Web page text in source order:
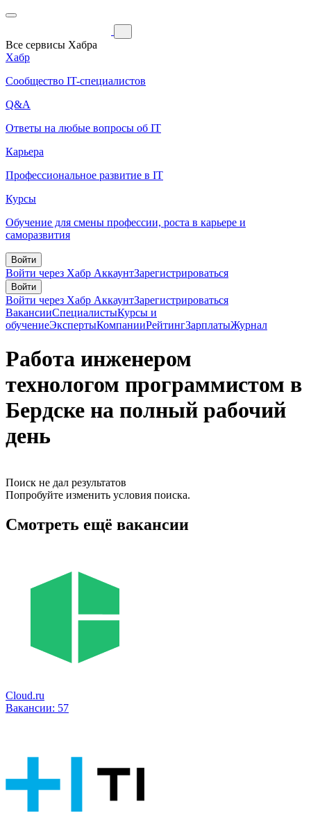
Все сервисы Хабра
Хабр
Сообщество IT-специалистов
Q&A
Ответы на любые вопросы об IT
Карьера
Профессиональное развитие в IT
Курсы
Обучение для смены профессии, роста в карьере и
саморазвития
Войти
Войти через Хабр АккаунтЗарегистрироваться
Войти
Войти через Хабр АккаунтЗарегистрироваться
ВакансииСпециалистыКурсы и
обучениеЭкспертыКомпанииРейтингЗарплатыЖурнал
Работа инженером
технологом программистом в
Бердске на полный рабочий
день
Поиск не дал результатов
Попробуйте изменить условия поиска.
Смотреть ещё вакансии
Cloud.ru
Вакансии: 57